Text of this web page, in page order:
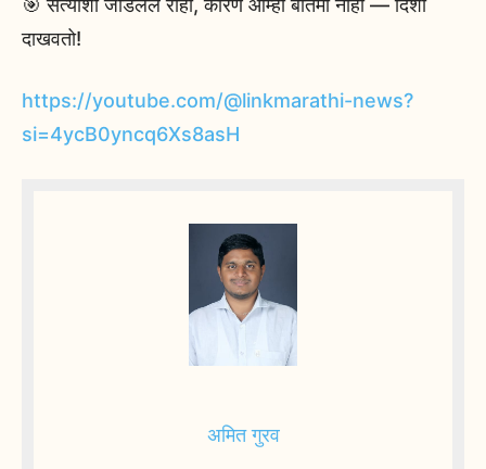
🎯 सत्याशी जोडलेले राहा, कारण आम्ही बातमी नाही — दिशा
दाखवतो!
https://youtube.com/@linkmarathi-news?
si=4ycB0yncq6Xs8asH
अमित गुरव